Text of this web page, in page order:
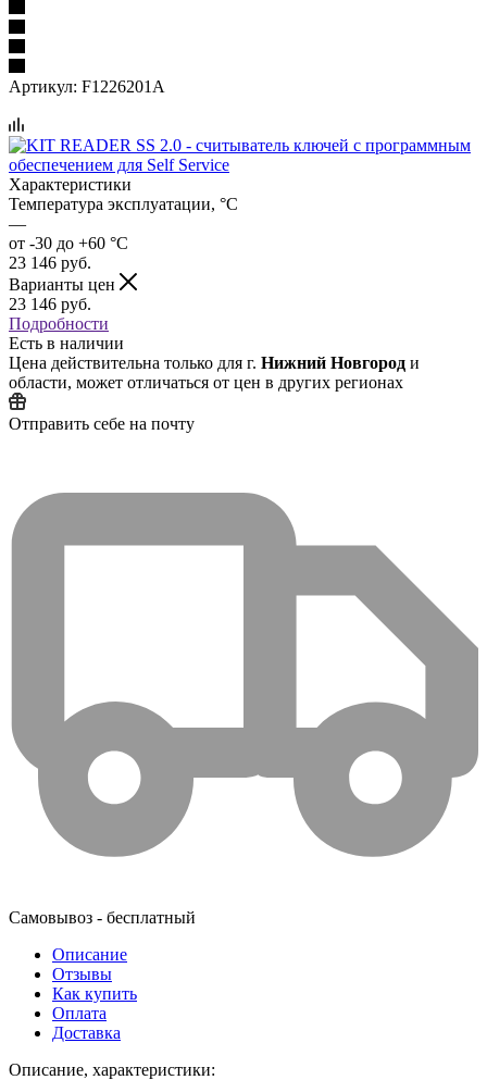
Артикул: F1226201A
Характеристики
Температура эксплуатации, °C
—
от -30 до +60 °С
23 146 руб.
Варианты цен
23 146 руб.
Подробности
Есть в наличии
Цена действительна только для г. Нижний Новгород и
области, может отличаться от цен в других регионах
Отправить себе на почту
Самовывоз - бесплатный
Описание
Отзывы
Как купить
Оплата
Доставка
Описание, характеристики: